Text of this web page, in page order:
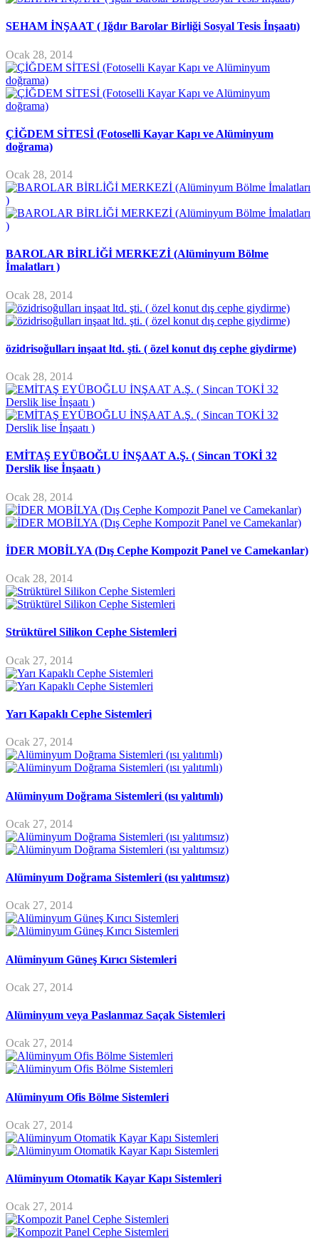
SEHAM İNŞAAT ( Iğdır Barolar Birliği Sosyal Tesis İnşaatı)
Ocak 28, 2014
ÇİĞDEM SİTESİ (Fotoselli Kayar Kapı ve Alüminyum
doğrama)
Ocak 28, 2014
BAROLAR BİRLİĞİ MERKEZİ (Alüminyum Bölme
İmalatları )
Ocak 28, 2014
özidrisoğulları inşaat ltd. şti. ( özel konut dış cephe giydirme)
Ocak 28, 2014
EMİTAŞ EYÜBOĞLU İNŞAAT A.Ş. ( Sincan TOKİ 32
Derslik lise İnşaatı )
Ocak 28, 2014
İDER MOBİLYA (Dış Cephe Kompozit Panel ve Camekanlar)
Ocak 28, 2014
Strüktürel Silikon Cephe Sistemleri
Ocak 27, 2014
Yarı Kapaklı Cephe Sistemleri
Ocak 27, 2014
Alüminyum Doğrama Sistemleri (ısı yalıtımlı)
Ocak 27, 2014
Alüminyum Doğrama Sistemleri (ısı yalıtımsız)
Ocak 27, 2014
Alüminyum Güneş Kırıcı Sistemleri
Ocak 27, 2014
Alüminyum veya Paslanmaz Saçak Sistemleri
Ocak 27, 2014
Alüminyum Ofis Bölme Sistemleri
Ocak 27, 2014
Alüminyum Otomatik Kayar Kapı Sistemleri
Ocak 27, 2014